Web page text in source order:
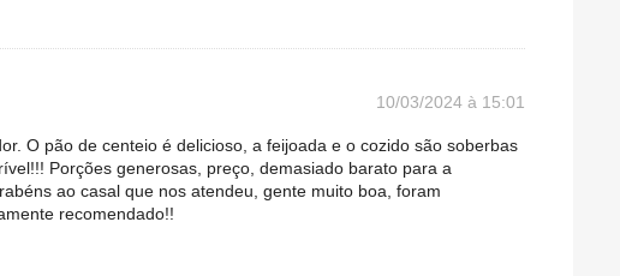
10/03/2024 à 15:01
O pão de centeio é delicioso, a feijoada e o cozido são soberbas
Porções generosas, preço, demasiado barato para a
ao casal que nos atendeu, gente muito boa, foram
recomendado!!